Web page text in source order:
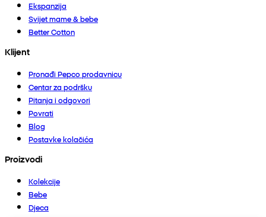
Ekspanzija
Svijet mame & bebe
Better Cotton
Klijent
Pronađi Pepco prodavnicu
Centar za podršku
Pitanja i odgovori
Povrati
Blog
Postavke kolačića
Proizvodi
Kolekcije
Bebe
Djeca